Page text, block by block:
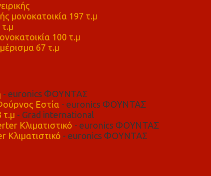
μονοκατοικία 197 τ.μ
100 τ.μ
67 τ.μ
- euronics ΦΟΥΝΤΑΣ
Εστία - euronics ΦΟΥΝΤΑΣ
τ.μ - Grad international
Κλιματιστικό - euronics ΦΟΥΝΤΑΣ
- euronics ΦΟΥΝΤΑΣ